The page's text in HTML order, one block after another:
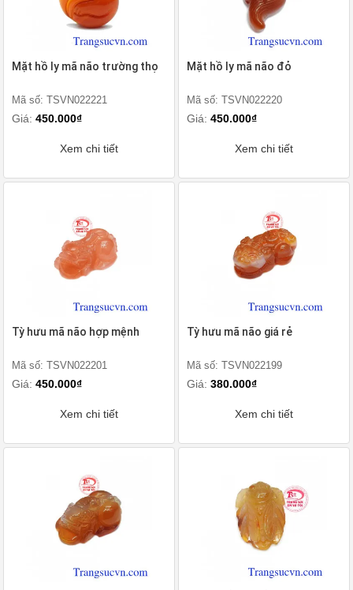
Mặt hồ ly mã não trường thọ
Mã số: TSVN022221
Giá: 450.000₫
Xem chi tiết
Mặt hồ ly mã não đỏ
Mã số: TSVN022220
Giá: 450.000₫
Xem chi tiết
Tỳ hưu mã não hợp mệnh
Mã số: TSVN022201
Giá: 450.000₫
Xem chi tiết
Tỳ hưu mã não giá rẻ
Mã số: TSVN022199
Giá: 380.000₫
Xem chi tiết